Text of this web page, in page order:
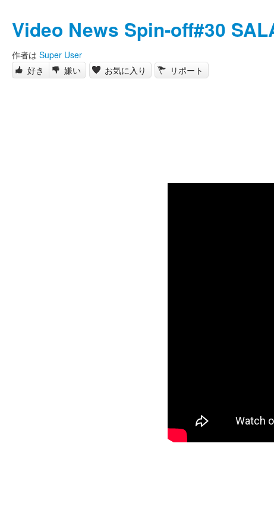
Video News Spin-off#30
作者は Super User
好き
嫌い お気に入り リポート